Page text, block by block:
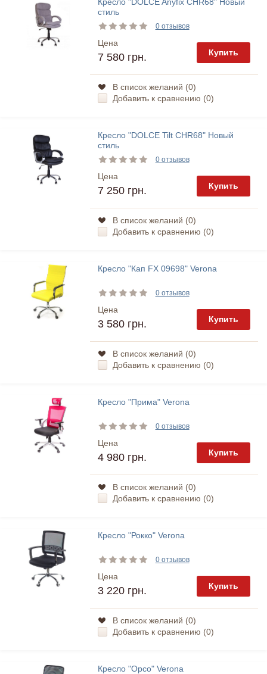
стиль
0 отзывов
Цена
7 580 грн. Купить
В список желаний (0)
Добавить к сравнению (0)
Кресло "DOLCE Tilt CHR68" Новый
стиль
0 отзывов
Цена
7 250 грн. Купить
В список желаний (0)
Добавить к сравнению (0)
Кресло "Кап FX 09698" Verona
0 отзывов
Цена
3 580 грн. Купить
В список желаний (0)
Добавить к сравнению (0)
Кресло "Прима" Verona
0 отзывов
Цена
4 980 грн. Купить
В список желаний (0)
Добавить к сравнению (0)
Кресло "Рокко" Verona
0 отзывов
Цена
3 220 грн. Купить
В список желаний (0)
Добавить к сравнению (0)
Кресло "Орсо" Verona